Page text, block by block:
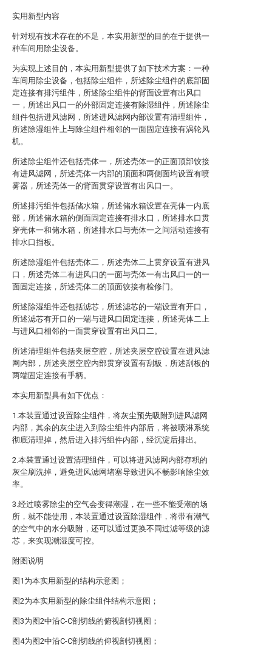
实用新型内容
针对现有技术存在的不足，本实用新型的目的在于提供一
种车间用除尘设备。
为实现上述目的，本实用新型提供了如下技术方案：一种
车间用除尘设备，包括除尘组件，所述除尘组件的底部固
定连接有排污组件，所述除尘组件的背面设置有出风口
一，所述出风口一的外部固定连接有除湿组件，所述除尘
组件包括进风滤网，所述进风滤网内部设置有清理组件，
所述除湿组件上与除尘组件相邻的一面固定连接有涡轮风
机。
所述除尘组件还包括壳体一，所述壳体一的正面顶部铰接
有进风滤网，所述壳体一内部的顶面和两侧面均设置有喷
雾器，所述壳体一的背面贯穿设置有出风口一。
所述排污组件包括储水箱，所述储水箱设置在壳体一内底
部，所述储水箱的侧面固定连接有排水口，所述排水口贯
穿壳体一和储水箱，所述排水口与壳体一之间活动连接有
排水口挡板。
所述除湿组件包括壳体二，所述壳体二上贯穿设置有进风
口，所述壳体二有进风口的一面与壳体一有出风口一的一
面固定连接，所述壳体二的顶面铰接有检修门。
所述除湿组件还包括滤芯，所述滤芯的一端设置有开口，
所述滤芯有开口的一端与进风口固定连接，所述壳体二上
与进风口相邻的一面贯穿设置有出风口二。
所述清理组件包括夹层空腔，所述夹层空腔设置在进风滤
网内部，所述夹层空腔内部贯穿设置有刮板，所述刮板的
两端固定连接有手柄。
本实用新型具有如下优点：
1.本装置通过设置除尘组件，将灰尘预先吸附到进风滤网
内部，其余的灰尘进入到除尘组件内部后，将被喷淋系统
彻底清理掉，然后进入排污组件内部，经沉淀后排出。
2.本装置通过设置清理组件，可以将进风滤网内部存积的
灰尘刷洗掉，避免进风滤网堵塞导致进风不畅影响除尘效
率。
3.经过喷雾除尘的空气会变得潮湿，在一些不能受潮的场
所，就不能使用，本装置通过设置除湿组件，将带有潮气
的空气中的水分吸附，还可以通过更换不同过滤等级的滤
芯，来实现潮湿度可控。
附图说明
图1为本实用新型的结构示意图；
图2为本实用新型的除尘组件结构示意图；
图3为图2中沿C-C剖切线的俯视剖切视图；
图4为图2中沿C-C剖切线的仰视剖切视图；